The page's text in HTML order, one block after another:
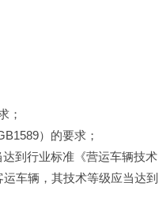
；
）的要求；
到行业标准《营运车辆技术
车辆，其技术等级应当达到